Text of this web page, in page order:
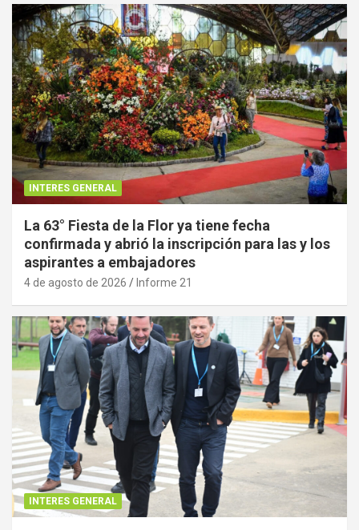
INTERES GENERAL
La 63° Fiesta de la Flor ya tiene fecha
confirmada y abrió la inscripción para las y los
aspirantes a embajadores
4 de agosto de 2026 Informe 21
INTERES GENERAL